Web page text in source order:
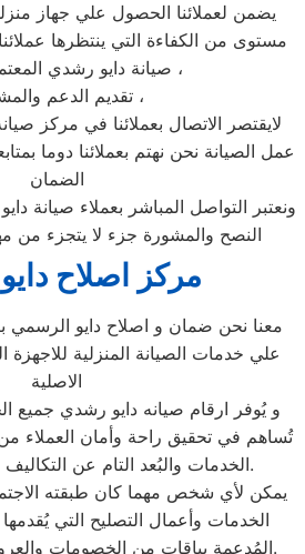
يضمن لعملائنا الحصول علي جهاز
مستوى من الكفاءة التي ينتظرها
صيانة دايو رشدي المعتمد برشدي ،
تقديم الدعم والمشورة ،
لايقتصر الاتصال بعملائنا في مركز
عمل الصيانة نحن نهتم بعملائنا دوما
الضمان
ونعتبر التواصل المباشر بعملاء صيانة
النصح والمشورة جزء لا يتجزء من
مركز اصلاح
معنا نحن ضمان و اصلاح دايو
علي خدمات الصيانة المنزلية للاجهزة
الاصلية
و يُوفر ارقام صيانه دايو رشدي جميع
تُساهم في تحقيق راحة وأمان العملاء
الخدمات والبُعد التام عن التكاليف المالية باهظة الثمن.
يمكن لأي شخص مهما كان طبقته
الخدمات وأعمال التصليح التي
المُدعمة بباقات من الخصومات والعروض التي ليس لها مثيل.